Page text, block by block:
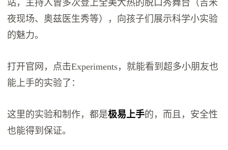
站，主持人曾多次登上全美大热的脱口秀舞台（吉米
夜现场、奥兹医生秀等），向孩子们展示科学小实验
的魅力。
打开官网，点击Experiments，就能看到超多小朋友也
能上手的实验了：
这里的实验和制作，都是极易上手的，而且，安全性
也能得到保证。